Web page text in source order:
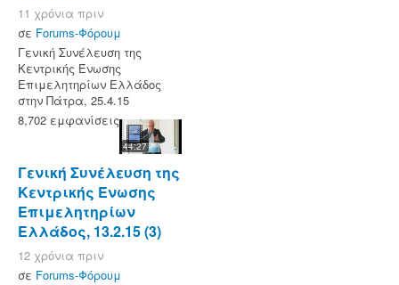
11 χρόνια πριν
σε Forums-Φόρουμ
Γενική Συνέλευση της
Κεντρικής Ένωσης
Επιμελητηρίων Ελλάδος
στην Πάτρα, 25.4.15
8,702 εμφανίσεις
44:27
Γενική Συνέλευση της
Κεντρικής Ένωσης
Επιμελητηρίων
Ελλάδος, 13.2.15 (3)
12 χρόνια πριν
σε Forums-Φόρουμ